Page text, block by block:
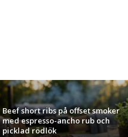
Beef short ribs på offset smoker
med espresso-ancho rub och
picklad rödlök